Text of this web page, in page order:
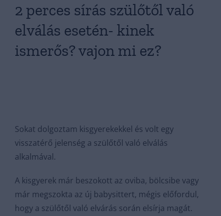
2 perces sírás szülőtől való
elválás esetén- kinek
ismerős? vajon mi ez?
Sokat dolgoztam kisgyerekekkel és volt egy
visszatérő jelenség a szülőtől való elválás
alkalmával.
A kisgyerek már beszokott az oviba, bölcsibe vagy
már megszokta az új babysittert, mégis előfordul,
hogy a szülőtől való elvárás során elsírja magát.